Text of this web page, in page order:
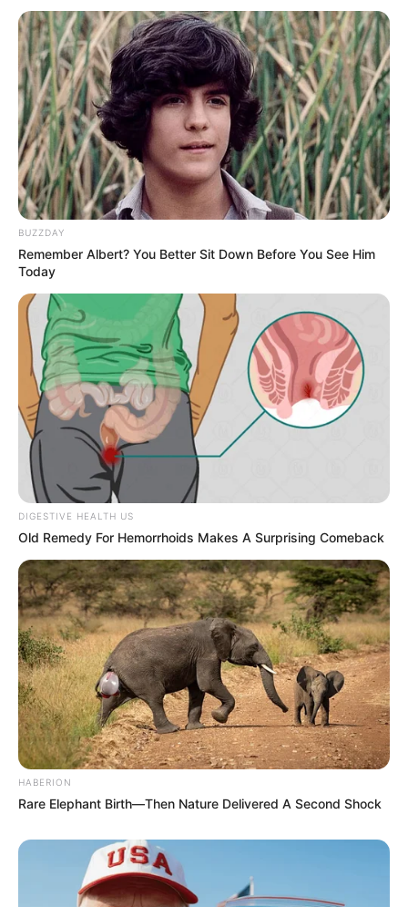
clave de su entorno personal: su hija
mayor,Sulinca Pérez, yMichelle Reinoso,
madre de su hija menor, Ana.
Las declaraciones y reacciones de ambas han
provocado un debate intenso en redes sociales
y medios de comunicación, poniendo en
evidencia la fragilidad y complejidad de las
relaciones familiares tras la pérdida de un ser
querido.
BUZZDAY
Remember Albert? You Better Sit Down Before You See Him
Today
DIGESTIVE HEALTH US
Old Remedy For Hemorrhoids Makes A Surprising Comeback
HABERION
Rare Elephant Birth—Then Nature Delivered A Second Shock